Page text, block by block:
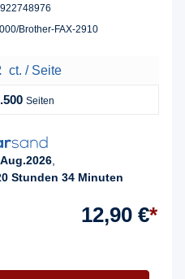
Brother-FAX-2910
ct. / Seite
Seiten
Stunden 34 Minuten
12,90 €*